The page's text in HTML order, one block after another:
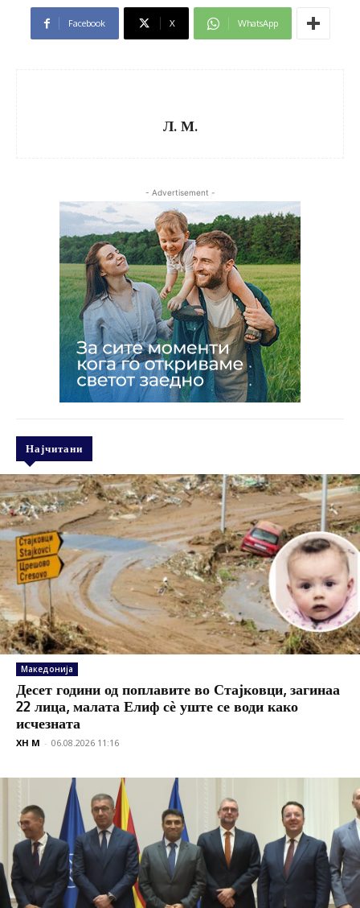
Facebook X WhatsApp
Л. М.
- Advertisement -
Најчитани
Македонија
Десет години од поплавите во Стајковци, загинаа
22 лица, малата Елиф сѐ уште се води како
исчезната
XH M - 06.08.2026 11:16